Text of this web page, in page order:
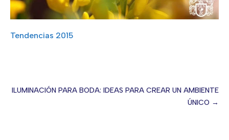
Tendencias 2015
ILUMINACIÓN PARA BODA: IDEAS PARA CREAR UN AMBIENTE
ÚNICO →